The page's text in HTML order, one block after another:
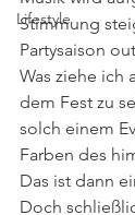
Lifestyle
Stimmung
Partysaison
Was ziehe ich
dem Fest zu
solch einem
Farben des
Das ist dann
Doch